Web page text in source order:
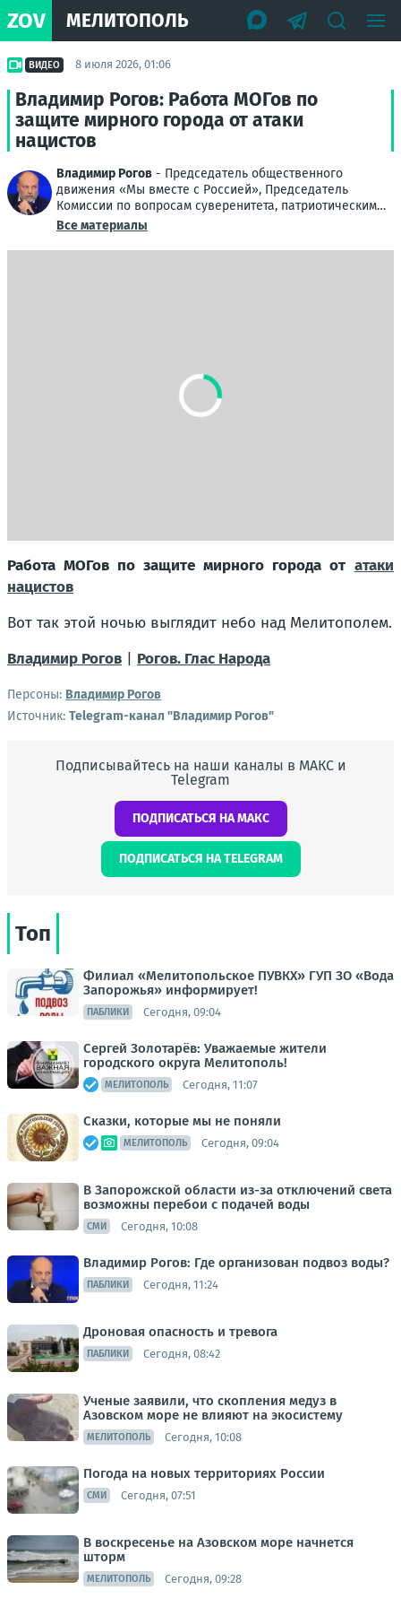
ZOV МЕЛИТОПОЛЬ
ВИДЕО 8 июля 2026, 01:06
Владимир Рогов: Работа МОГов по
защите мирного города от атаки
нацистов
Владимир Рогов - Председатель общественного
движения «Мы вместе с Россией», Председатель
Комиссии по вопросам суверенитета, патриотическим
проектам и поддержке ветеранов Общественной
Все материалы
Работа МОГов по защите мирного города от атаки
нацистов
Вот так этой ночью выглядит небо над Мелитополем.
Владимир Рогов
Рогов. Глас Народа
Персоны: Владимир Рогов
Источник: Telegram-канал "Владимир Рогов"
Подписывайтесь на наши каналы в МАКС и
Telegram
ПОДПИСАТЬСЯ НА МАКС
ПОДПИСАТЬСЯ НА TELEGRAM
Топ
Филиал «Мелитопольское ПУВКХ» ГУП ЗО «Вода
Запорожья» информирует!
ПАБЛИКИ Сегодня, 09:04
Сергей Золотарёв: Уважаемые жители
городского округа Мелитополь!
МЕЛИТОПОЛЬ Сегодня, 11:07
Сказки, которые мы не поняли
МЕЛИТОПОЛЬ Сегодня, 09:04
В Запорожской области из-за отключений света
возможны перебои с подачей воды
СМИ Сегодня, 10:08
Владимир Рогов: Где организован подвоз воды?
ПАБЛИКИ Сегодня, 11:24
Дроновая опасность и тревога
ПАБЛИКИ Сегодня, 08:42
Ученые заявили, что скопления медуз в
Азовском море не влияют на экосистему
МЕЛИТОПОЛЬ Сегодня, 10:08
Погода на новых территориях России
СМИ Сегодня, 07:51
В воскресенье на Азовском море начнется
шторм
МЕЛИТОПОЛЬ Сегодня, 09:28